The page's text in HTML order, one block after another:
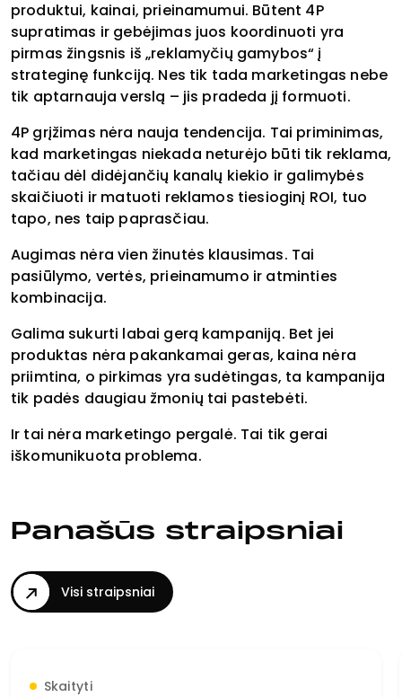
produktui, kainai, prieinamumui. Būtent 4P
supratimas ir gebėjimas juos koordinuoti yra
pirmas žingsnis iš „reklamyčių gamybos“ į
strateginę funkciją. Nes tik tada marketingas nebe
tik aptarnauja verslą – jis pradeda jį formuoti.
4P grįžimas nėra nauja tendencija. Tai priminimas,
kad marketingas niekada neturėjo būti tik reklama,
tačiau dėl didėjančių kanalų kiekio ir galimybės
skaičiuoti ir matuoti reklamos tiesioginį ROI, tuo
tapo, nes taip paprasčiau.
Augimas nėra vien žinutės klausimas. Tai
pasiūlymo, vertės, prieinamumo ir atminties
kombinacija.
Galima sukurti labai gerą kampaniją. Bet jei
produktas nėra pakankamai geras, kaina nėra
priimtina, o pirkimas yra sudėtingas, ta kampanija
tik padės daugiau žmonių tai pastebėti.
Ir tai nėra marketingo pergalė. Tai tik gerai
iškomunikuota problema.
Panašūs straipsniai
Visi straipsniai
Skaityti